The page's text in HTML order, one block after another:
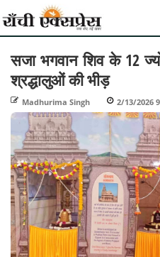
सजा भगवान शिव के 12
श्रद्धालुओं की भीड़
Madhurima Singh 2/13/2026